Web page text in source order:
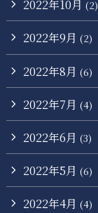
2022年10月 (2)
2022年9月 (2)
2022年8月 (6)
2022年7月 (4)
2022年6月 (3)
2022年5月 (6)
2022年4月 (4)